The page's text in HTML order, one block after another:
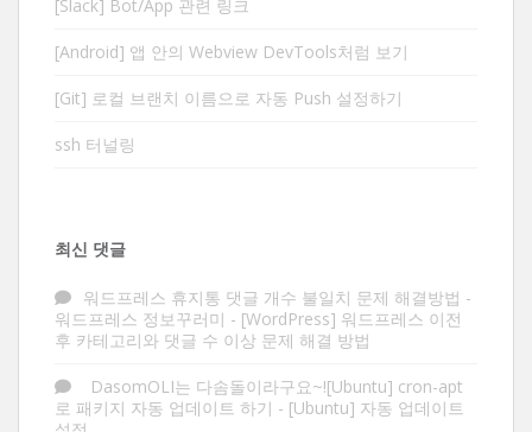
[Slack] Bot/App 관련 링크
[Android] 앱 안의 Webview DevTools처럼 보기
[Git] 로컬 브랜치 이름으로 자동 Push 설정하기
ssh 터널링
최신 댓글
워드프레스 휴지통 댓글 개수 불일치 문제 해결방법 -
워드프레스 정보꾸러미 - [WordPress] 워드프레스 이전
후 카테고리와 댓글 수 이상 문제 해결 방법
DasomOLI는 다솜돌이라구요~![Ubuntu] cron-apt
로 패키지 자동 업데이트 하기 - [Ubuntu] 자동 업데이트